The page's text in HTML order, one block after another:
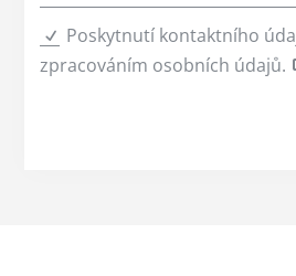
Poskytnutí kontaktního
zpracováním osobních údajů.